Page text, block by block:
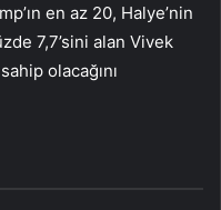
en az 20, Halye’nin
7,7’sini alan Vivek
olacağını